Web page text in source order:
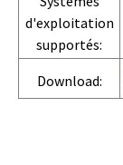
d'exploitation
supportés:
Download: